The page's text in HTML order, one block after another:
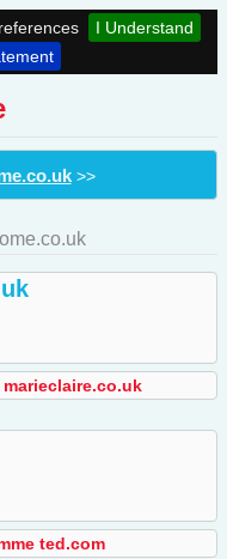
I Understand
>>
ted.com